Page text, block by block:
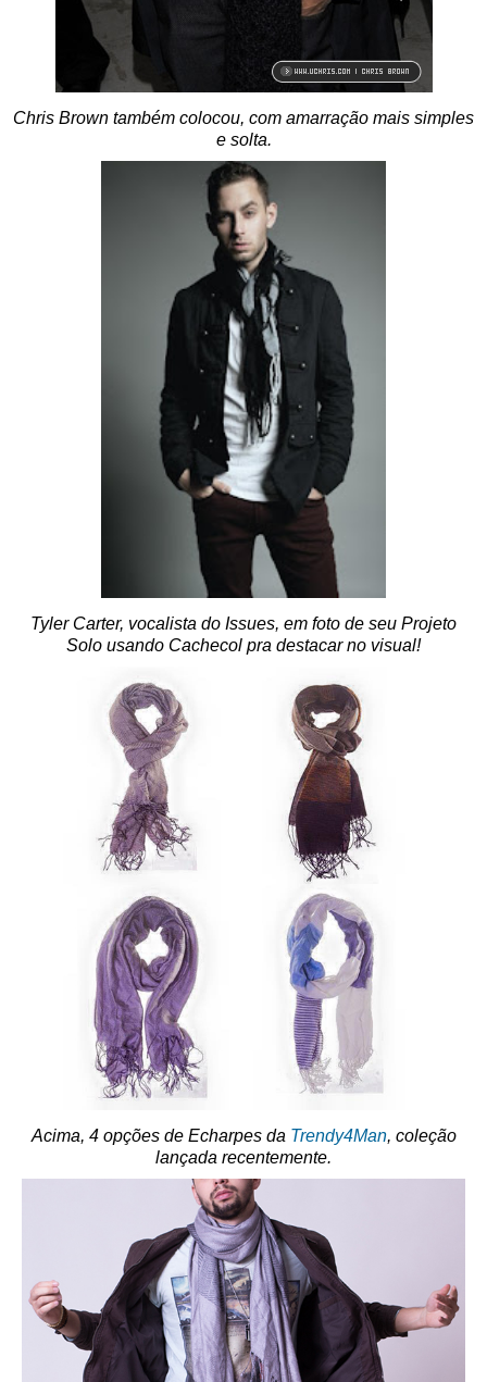
Chris Brown também colocou, com amarração mais simples
e solta.
Tyler Carter, vocalista do Issues, em foto de seu Projeto
Solo usando Cachecol pra destacar no visual!
Acima, 4 opções de Echarpes da Trendy4Man, coleção
lançada recentemente.